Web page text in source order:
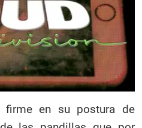
firme en su postura de